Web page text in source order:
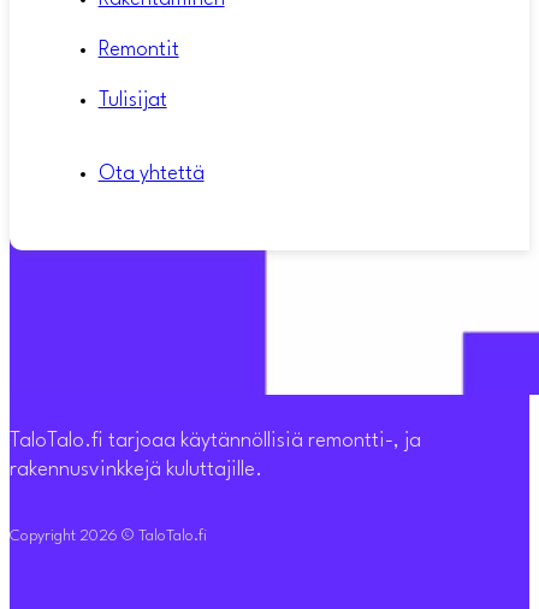
TaloTalo.fi tarjoaa käytännöllisiä remontti-, ja
rakennusvinkkejä kuluttajille.
Copyright 2026 © TaloTalo.fi
Remontit
Tulisijat
Ota yhtettä